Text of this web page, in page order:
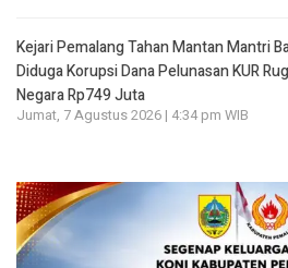
Kejari Pemalang Tahan Mantan Mantri
Diduga Korupsi Dana Pelunasan KUR
Negara Rp749 Juta
Jumat, 7 Agustus 2026 | 4:34 pm WIB